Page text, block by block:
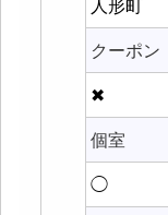
人形町
クーポン
✖
個室
◯